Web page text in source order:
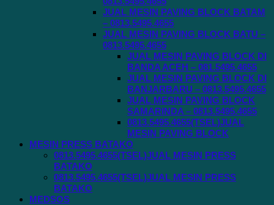
JUAL MESIN PAVING BLOCK BATAM
– 0813.5495.4655
JUAL MESIN PAVING BLOCK BATU –
0813.5495.4655
JUAL MESIN PAVING BLOCK DI
BANDA ACEH – 081.5495.4655
JUAL MESIN PAVING BLOCK DI
BANJARBARU – 0813.5495.4655
JUAL MESIN PAVING BLOCK
SAMARINDA – 0813.5495.4655
0813.5495.4655(TSEL)JUAL
MESIN PAVING BLOCK
MESIN PRESS BATAKO
0813.5495.4655(TSEL)JUAL MESIN PRESS
BATAKO
0813.5495.4655(TSEL)JUAL MESIN PRESS
BATAKO
MEDSOS